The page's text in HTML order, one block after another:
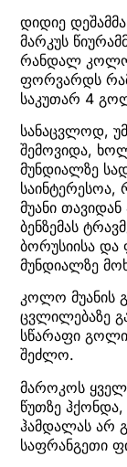
დიდიე
მარკუს
რანდალ კოლო
ფორვარდს
საკუთარ 4
სანაცვლოდ,
შემოვიდა,
მუნდიალზე
საინტერესოა,
მუანი
ბენზემას
ბორუსიისა და
მუნდიალზე
კოლო მუანის
ცვლილებაზე
სწარაფი
შეძლო.
მაროკოს
წუთზე
ჰამდალას არ
საფრანგეთი